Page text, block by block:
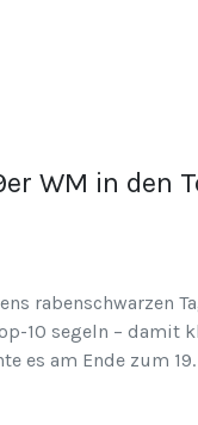
WM in den
rabenschwarzen
10 segeln –
es am Ende zum 19.